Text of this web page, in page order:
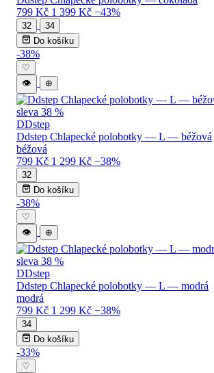
799 Kč 1 399 Kč −43%
32
34
Do košíku
-38%
♡
👁
⊕
DDstep
Ddstep Chlapecké polobotky — L — béžová
béžová
799 Kč 1 299 Kč −38%
32
Do košíku
-38%
♡
👁
⊕
DDstep
Ddstep Chlapecké polobotky — L — modrá
modrá
799 Kč 1 299 Kč −38%
34
Do košíku
-33%
♡